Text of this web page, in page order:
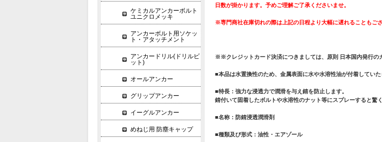
日数が掛かります。予めご理解ご了承くださいませ。
※専門商社在庫切れの際は上記の日程より大幅に遅れることもござ
※※クレジットカード決済につきましては、原則 日本国内発行の
■本品は水置換性のため、金属表面に水や水溶性油が付着してい
■特長：強力な浸透力で潤滑を与え錆を防止します。
錆付いて固着したボルトや水溶性のナット等にスプレーすると驚
■名称：防錆浸透潤滑剤
■種類及び形式：油性・エアゾール
ケミカルアンカーボルト
ユニクロメッキ
アンカーボルト用ソケッ
ト・アタッチメント
アンカードリル(ドリルビ
ット)
オールアンカー
グリップアンカー
イーグルアンカー
めねじ用 防塵キャップ